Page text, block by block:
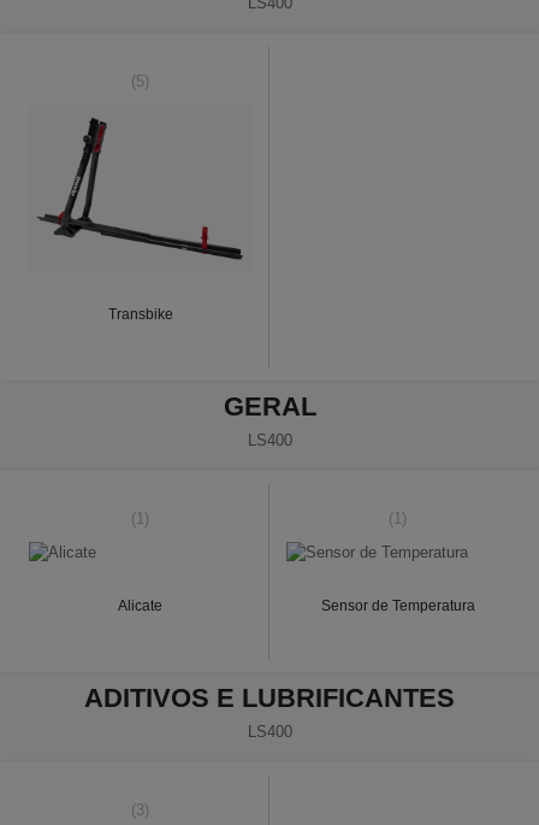
(5)
Transbike
GERAL
LS400
(1)
Alicate
(1)
Sensor de Temperatura
ADITIVOS E LUBRIFICANTES
LS400
(3)